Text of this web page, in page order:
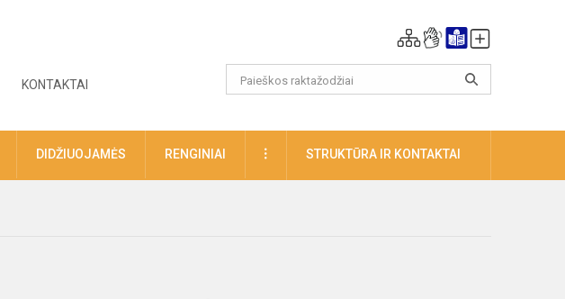
KONTAKTAI
DIDŽIUOJAMĖS RENGINIAI DAUGIAUSTRUKTŪRA IR KONTAKTAI